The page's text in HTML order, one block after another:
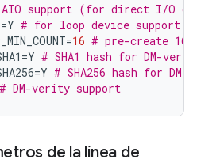
support (for direct I/O on
=Y # for loop device support
=16 # pre-create 16
=Y # SHA1 hash for DM-
=Y # SHA256 hash for
# DM-verity support
de la línea de